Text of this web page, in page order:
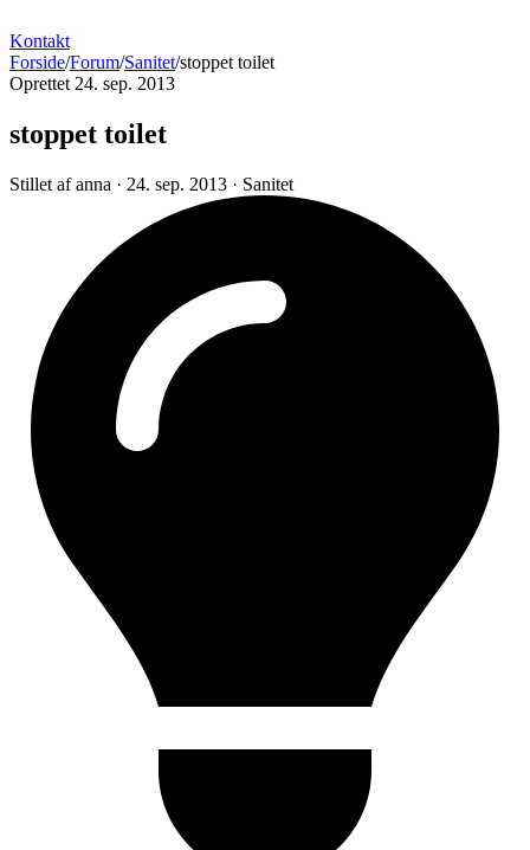
Kontakt
Forside/Forum/Sanitet/stoppet toilet
Oprettet 24. sep. 2013
stoppet toilet
Stillet afanna · 24. sep. 2013 · Sanitet